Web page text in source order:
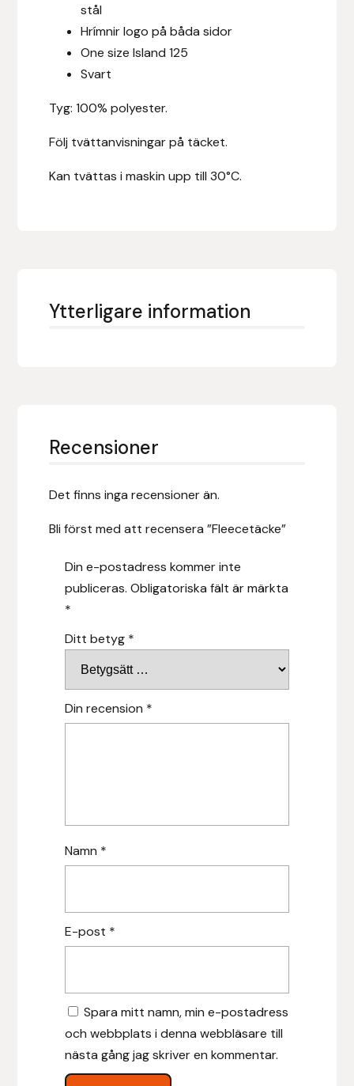
stål
Hrímnir logo på båda sidor
One size Island 125
Svart
Tyg: 100% polyester.
Följ tvättanvisningar på täcket.
Kan tvättas i maskin upp till 30°C.
Ytterligare information
Recensioner
Det finns inga recensioner än.
Bli först med att recensera ”Fleecetäcke”
Din e-postadress kommer inte
publiceras. Obligatoriska fält är märkta
*
Ditt betyg *
Din recension *
Namn *
E-post *
Spara mitt namn, min e-postadress
och webbplats i denna webbläsare till
nästa gång jag skriver en kommentar.
Hansbo Sport
J&S Saddlery
Källquist Equestrian
Karlslund
Kidka of Iceland
Klisterdekaler.se
Ky Rotary Bit
Mias Ridsport
Muck Boot Company